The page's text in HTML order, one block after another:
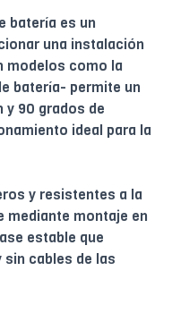
batería es un
una instalación
modelos como la
batería- permite un
y 90 grados de
ideal para la
y resistentes a la
montaje en
estable que
cables de las